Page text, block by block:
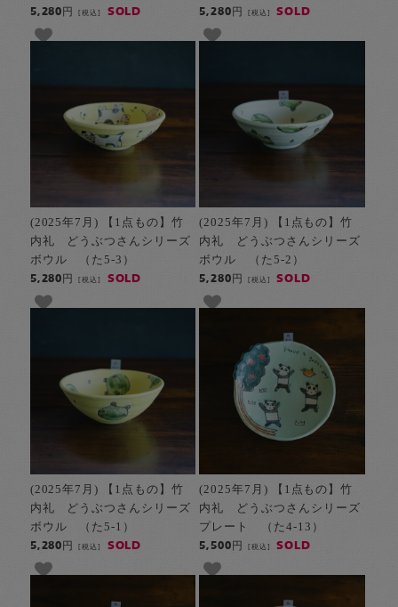
5,280円[税込] SOLD 5,280円 [税込] SOLD
(2025年7月) 【1点もの】竹
内礼 どうぶつさんシリーズ
ボウル （た5-3）
5,280円[税込] SOLD
(2025年7月) 【1点もの】竹
内礼 どうぶつさんシリーズ
ボウル （た5-2）
5,280円 [税込] SOLD
(2025年7月) 【1点もの】竹
内礼 どうぶつさんシリーズ
ボウル （た5-1）
5,280円[税込] SOLD
(2025年7月) 【1点もの】竹
内礼 どうぶつさんシリーズ
プレート （た4-13）
5,500円 [税込] SOLD